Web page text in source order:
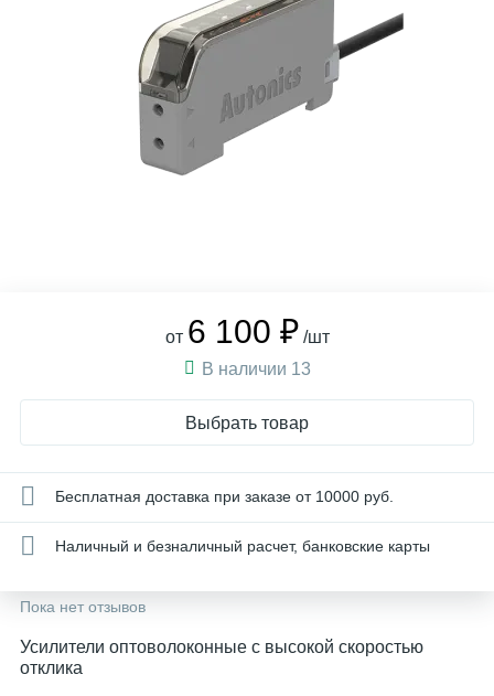
от 6 100 ₽ /шт
В наличии 13
Выбрать товар
Бесплатная доставка при заказе от 10000 руб.
Наличный и безналичный расчет, банковские карты
Пока нет отзывов
Усилители оптоволоконные с высокой скоростью
отклика